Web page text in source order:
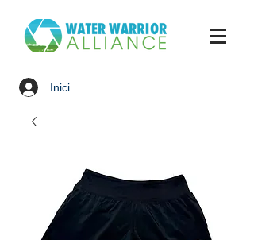
Iniciar sesión